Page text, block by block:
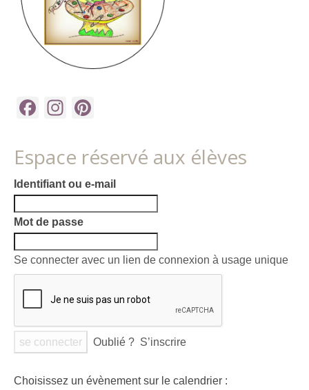
Facebook
Instagram
Espace réservé aux élèves
Identifiant ou e-mail
Mot de passe
Se connecter avec un lien de connexion à usage unique
Oublié ? S’inscrire
Choisissez un évènement sur le calendrier :